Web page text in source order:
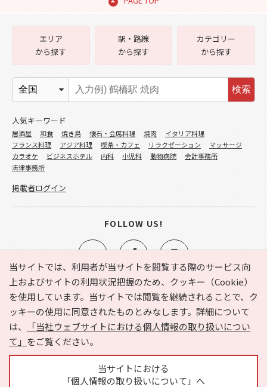
当サイトでは、利用者が当サイトを閲覧する際のサービス向
上およびサイトの利用状況把握のため、クッキー（Cookie）
を使用しています。当サイトでは閲覧を継続されることで、ク
ッキーの使用に同意されたものとみなします。詳細について
は、
「当社ウェブサイトにおける個人情報の取り扱いについ
て」 をご覧ください。
当サイトにおける
「個人情報の取り扱いについて」へ
e-NAVITA（イーナビタ）とは？ お気に入り
ヘルプ
利用規約
個人情報の取り扱いについて
運営会社
サイトマップ
広告掲載に関するお問い合わせ
エリア
から探す
駅・路線
から探す
カテゴリー
から探す
検索
人気キーワード
居酒屋 和食 焼き鳥 懐石・会席料理 焼肉
イタリア料理
フランス料理
アジア料理 喫茶・カフェ リラクゼーション
マッサージ
カラオケ
ビジネスホテル 内科 小児科 動物病院
会計事務所
法律事務所
掲載者ログイン
FOLLOW US!